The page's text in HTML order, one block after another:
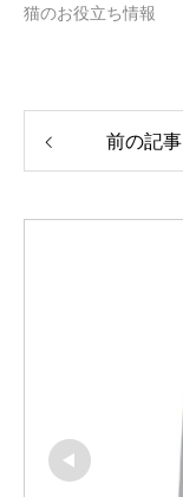
猫のお役立ち情報
前の記事